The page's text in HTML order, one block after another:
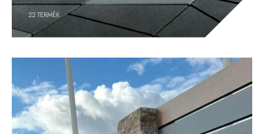
22TERMÉK